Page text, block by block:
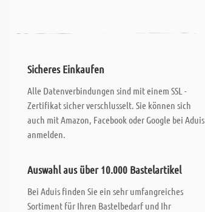
Sicheres Einkaufen
Alle Datenverbindungen sind mit einem SSL -
Zertifikat sicher verschlusselt. Sie können sich
auch mit Amazon, Facebook oder Google bei Aduis
anmelden.
Auswahl aus über 10.000 Bastelartikel
Bei Aduis finden Sie ein sehr umfangreiches
Sortiment für Ihren Bastelbedarf und Ihr